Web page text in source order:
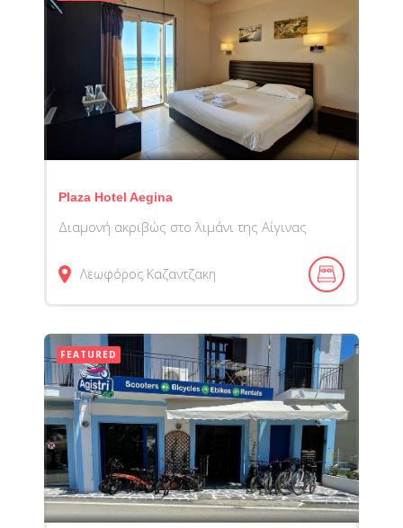
Plaza Hotel Aegina
Διαμονή ακριβώς στο λιμάνι της Αίγινας
Λεωφόρος Καζαντζακη
FEATURED